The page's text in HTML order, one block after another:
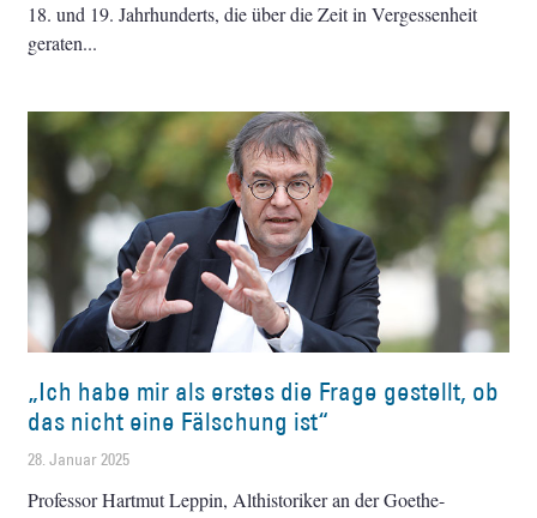
18. und 19. Jahrhunderts, die über die Zeit in Vergessenheit
geraten
„Ich habe mir als erstes die Frage gestellt, ob
das nicht eine Fälschung ist“
28. Januar 2025
Professor Hartmut Leppin, Althistoriker an der Goethe-